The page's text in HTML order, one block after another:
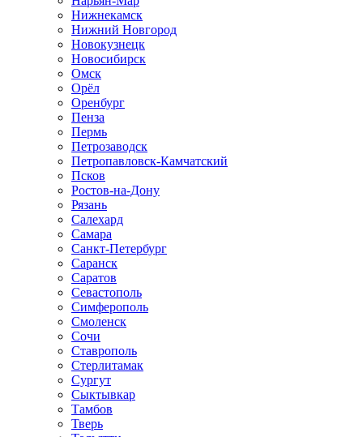
Нижнекамск
Нижний Новгород
Новокузнецк
Новосибирск
Омск
Орёл
Оренбург
Пенза
Пермь
Петрозаводск
Петропавловск-Камчатский
Псков
Ростов-на-Дону
Рязань
Салехард
Самара
Санкт-Петербург
Саранск
Саратов
Севастополь
Симферополь
Смоленск
Сочи
Ставрополь
Стерлитамак
Сургут
Сыктывкар
Тамбов
Тверь